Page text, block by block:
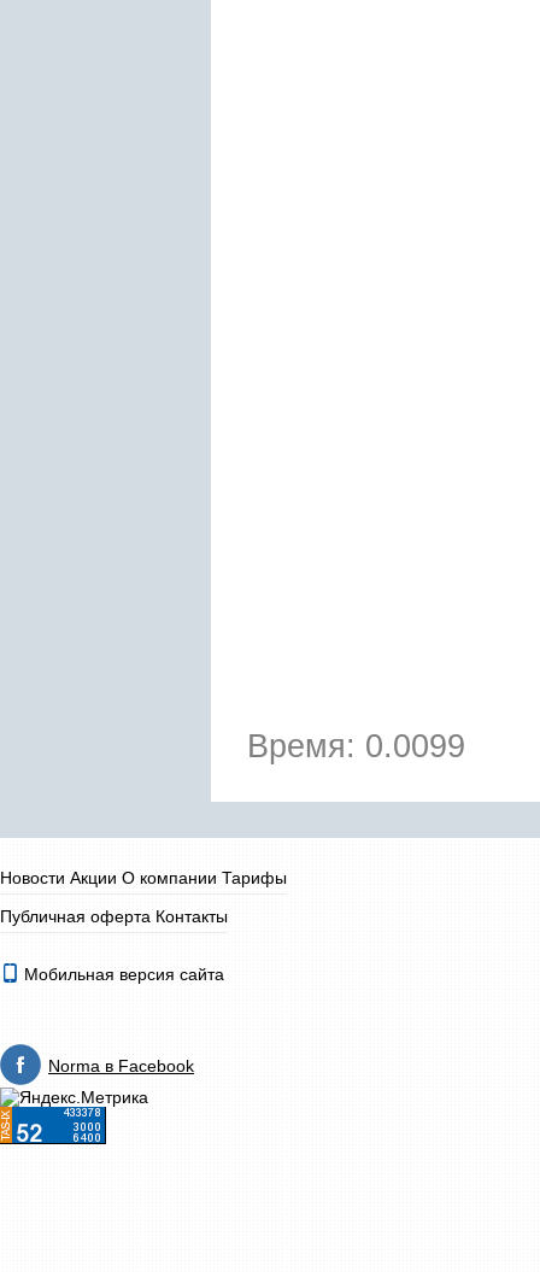
Время: 0.0099
Новости Акции О компании Тарифы
Публичная оферта Контакты
Мобильная версия сайта
Norma в Facebook